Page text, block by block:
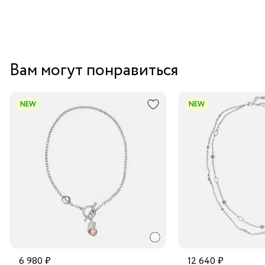
Вам могут понравиться
NEW
6 980 ₽
NEW
12 640 ₽